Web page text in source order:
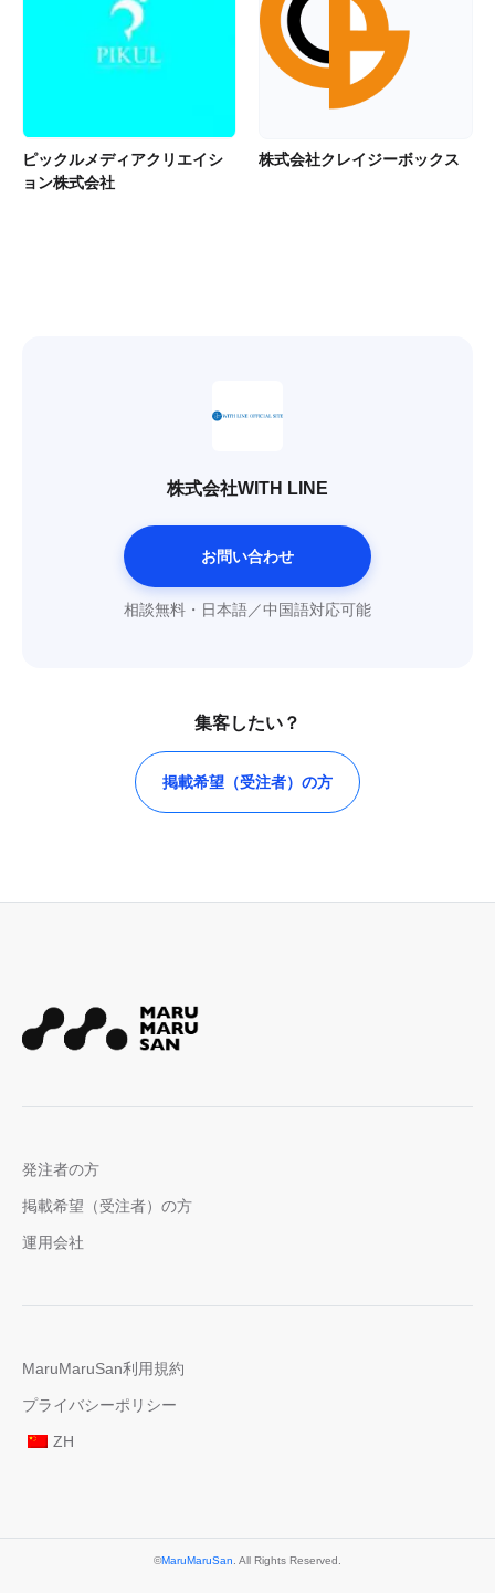
ピックルメディアクリエイシ
ョン株式会社
株式会社クレイジーボックス
株式会社WITH LINE
お問い合わせ
相談無料・日本語／中国語対応可能
集客したい？
掲載希望（受注者）の方
発注者の方
掲載希望（受注者）の方
運用会社
MaruMaruSan利用規約
プライバシーポリシー
ZH
©MaruMaruSan . All Rights Reserved.